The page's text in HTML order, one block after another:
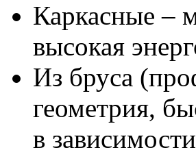
Каркасные –
высокая
Из бруса
геометрия,
в